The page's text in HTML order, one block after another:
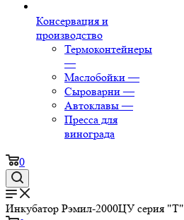
Консервация и
производство
Термоконтейнеры
—
Маслобойки —
Сыроварни —
Автоклавы —
Пресса для
винограда
0
Инкубатор Рэмил-2000ЦУ серия "Т"